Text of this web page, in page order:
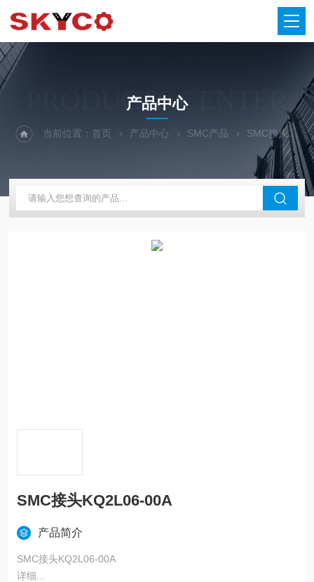
PRODUCTS CENTER
产品中心
当前位置：首页 产品中心 SMC产品 SMC接头
SMC接头KQ2L06-00A
产品简介
SMC接头KQ2L06-00A
详细